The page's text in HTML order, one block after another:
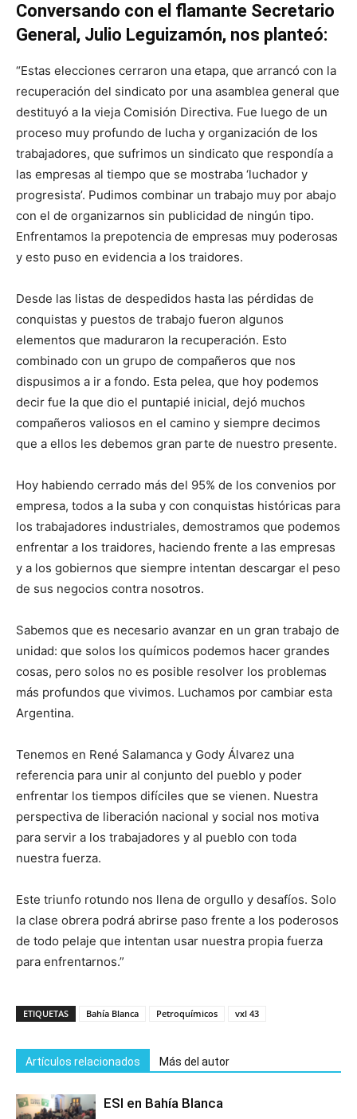
Conversando con el flamante Secretario
General, Julio Leguizamón, nos planteó:
“Estas elecciones cerraron una etapa, que arrancó con la
recuperación del sindicato por una asamblea general que
destituyó a la vieja Comisión Directiva. Fue luego de un
proceso muy profundo de lucha y organización de los
trabajadores, que sufrimos un sindicato que respondía a
las empresas al tiempo que se mostraba ‘luchador y
progresista’. Pudimos combinar un trabajo muy por abajo
con el de organizarnos sin publicidad de ningún tipo.
Enfrentamos la prepotencia de empresas muy poderosas
y esto puso en evidencia a los traidores.
Desde las listas de despedidos hasta las pérdidas de
conquistas y puestos de trabajo fueron algunos
elementos que maduraron la recuperación. Esto
combinado con un grupo de compañeros que nos
dispusimos a ir a fondo. Esta pelea, que hoy podemos
decir fue la que dio el puntapié inicial, dejó muchos
compañeros valiosos en el camino y siempre decimos
que a ellos les debemos gran parte de nuestro presente.
Hoy habiendo cerrado más del 95% de los convenios por
empresa, todos a la suba y con conquistas históricas para
los trabajadores industriales, demostramos que podemos
enfrentar a los traidores, haciendo frente a las empresas
y a los gobiernos que siempre intentan descargar el peso
de sus negocios contra nosotros.
Sabemos que es necesario avanzar en un gran trabajo de
unidad: que solos los químicos podemos hacer grandes
cosas, pero solos no es posible resolver los problemas
más profundos que vivimos. Luchamos por cambiar esta
Argentina.
Tenemos en René Salamanca y Gody Álvarez una
referencia para unir al conjunto del pueblo y poder
enfrentar los tiempos difíciles que se vienen. Nuestra
perspectiva de liberación nacional y social nos motiva
para servir a los trabajadores y al pueblo con toda
nuestra fuerza.
Este triunfo rotundo nos llena de orgullo y desafíos. Solo
la clase obrera podrá abrirse paso frente a los poderosos
de todo pelaje que intentan usar nuestra propia fuerza
para enfrentarnos.”
ETIQUETAS Bahía Blanca Petroquímicos vxl 43
Artículos relacionados Más del autor
ESI en Bahía Blanca